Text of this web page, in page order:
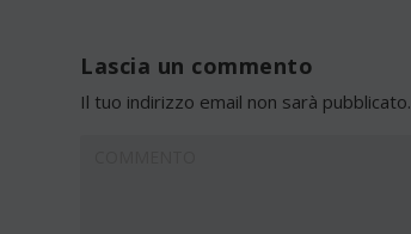
Lascia un commento
Il tuo indirizzo email non sarà pubblicato.